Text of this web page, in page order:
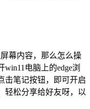
幕内容，那么怎么操
电脑上的edge浏
击笔记按钮，即可开启
轻松分享给好友呀，以